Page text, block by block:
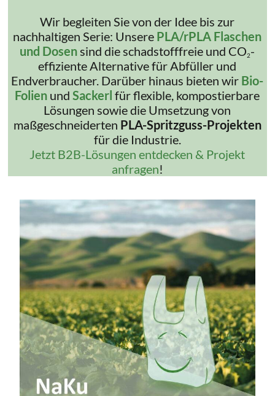
Wir begleiten Sie von der Idee bis zur
nachhaltigen Serie: Unsere PLA/rPLA Flaschen
und Dosensind die schadstofffreie und CO2-
effiziente Alternative für Abfüller und
Endverbraucher. Darüber hinaus bieten wir Bio-
Folien undSackerl für flexible, kompostierbare
Lösungen sowie die Umsetzung von
maßgeschneiderten PLA-Spritzguss-Projekten
für die Industrie.
Jetzt B2B-Lösungen entdecken & Projekt
anfragen!